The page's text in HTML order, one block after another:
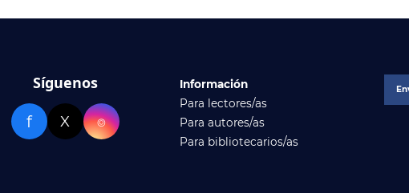
Síguenos
f X ⌾
Información
Para lectores/as
Para autores/as
Para bibliotecarios/as